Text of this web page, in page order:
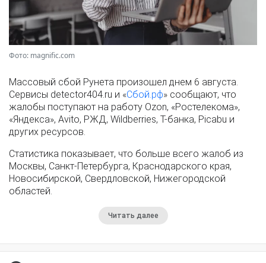
Фото: magnific.com
Массовый сбой Рунета произошел днем 6 августа.
Сервисы detector404.ru и «Сбой.рф» сообщают, что
жалобы поступают на работу Ozon, «Ростелекома»,
«Яндекса», Avito, РЖД, Wildberries, Т-банка, Picabu и
других ресурсов.
Статистика показывает, что больше всего жалоб из
Москвы, Санкт-Петербурга, Краснодарского края,
Новосибирской, Свердловской, Нижегородской
областей.
Читать далее